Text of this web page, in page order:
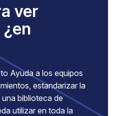
ver
Ayuda a los equipos
estandarizar la
biblioteca de
utilizar en toda la